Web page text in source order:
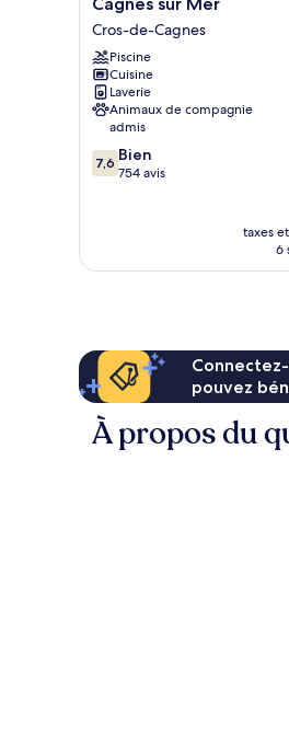
Hotel
Le
Lido
Cagnes
sur
Mer
Cros-
de-
Cagnes
Cros-de-Cagnes
Piscine
Cuisine
Laverie
Animaux de compagnie
admis
7.6
sur
7,6 Bien
754 avis
taxes
6
pouvez
À propos du